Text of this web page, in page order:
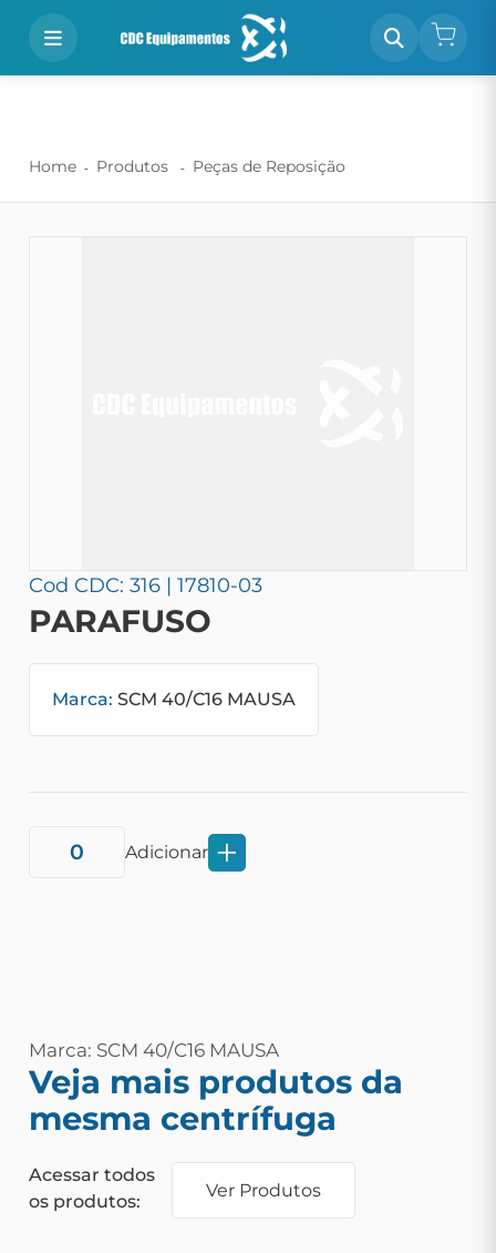
Home Produtos Peças de Reposição
Cod CDC: 316 | 17810-03
PARAFUSO
Marca: SCM 40/C16 MAUSA
Adicionar
Marca: SCM 40/C16 MAUSA
Veja mais produtos da
mesma centrífuga
Acessar todos
os produtos:
Ver Produtos